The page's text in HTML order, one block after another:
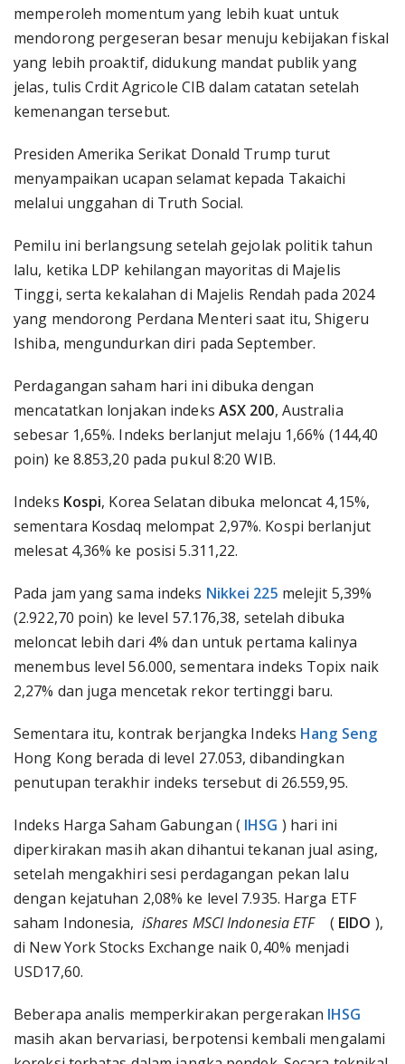
memperoleh momentum yang lebih kuat untuk
mendorong pergeseran besar menuju kebijakan fiskal
yang lebih proaktif, didukung mandat publik yang
jelas, tulis Crdit Agricole CIB dalam catatan setelah
kemenangan tersebut.
Presiden Amerika Serikat Donald Trump turut
menyampaikan ucapan selamat kepada Takaichi
melalui unggahan di Truth Social.
Pemilu ini berlangsung setelah gejolak politik tahun
lalu, ketika LDP kehilangan mayoritas di Majelis
Tinggi, serta kekalahan di Majelis Rendah pada 2024
yang mendorong Perdana Menteri saat itu, Shigeru
Ishiba, mengundurkan diri pada September.
Perdagangan saham hari ini dibuka dengan
mencatatkan lonjakan indeks ASX 200, Australia
sebesar 1,65%. Indeks berlanjut melaju 1,66% (144,40
poin) ke 8.853,20 pada pukul 8:20 WIB.
Indeks Kospi, Korea Selatan dibuka meloncat 4,15%,
sementara Kosdaq melompat 2,97%. Kospi berlanjut
melesat 4,36% ke posisi 5.311,22.
Pada jam yang sama indeks Nikkei 225 melejit 5,39%
(2.922,70 poin) ke level 57.176,38, setelah dibuka
meloncat lebih dari 4% dan untuk pertama kalinya
menembus level 56.000, sementara indeks Topix naik
2,27% dan juga mencetak rekor tertinggi baru.
Sementara itu, kontrak berjangka Indeks Hang Seng
Hong Kong berada di level 27.053, dibandingkan
penutupan terakhir indeks tersebut di 26.559,95.
Indeks Harga Saham Gabungan ( IHSG ) hari ini
diperkirakan masih akan dihantui tekanan jual asing,
setelah mengakhiri sesi perdagangan pekan lalu
dengan kejatuhan 2,08% ke level 7.935. Harga ETF
saham Indonesia, iShares MSCI Indonesia ETF ( EIDO ),
di New York Stocks Exchange naik 0,40% menjadi
USD17,60.
Beberapa analis memperkirakan pergerakan IHSG
masih akan bervariasi, berpotensi kembali mengalami